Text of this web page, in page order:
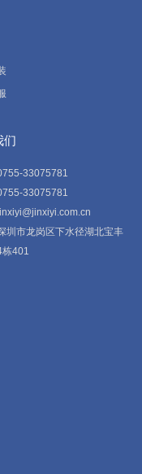
们
33075781
33075781
圳市龙岗区下水径湖北宝丰
栋401